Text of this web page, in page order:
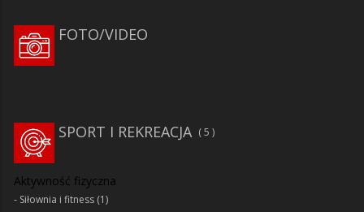
FOTO/VIDEO
SPORT I REKREACJA 5
Aktywność fizyczna
Siłownia i fitness (1)